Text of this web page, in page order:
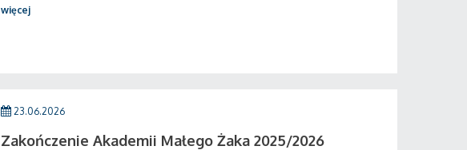
więcej
23.06.2026
Zakończenie Akademii Małego Żaka 2025/2026